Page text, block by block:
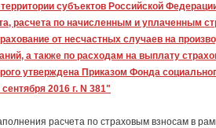
субъектов Российской
расчета по начисленным и уплаченным
от несчастных случаев на
а также по расходам на выплату
утверждена Приказом Фонда
2016 г. N 381"
расчета по страховым взносам в